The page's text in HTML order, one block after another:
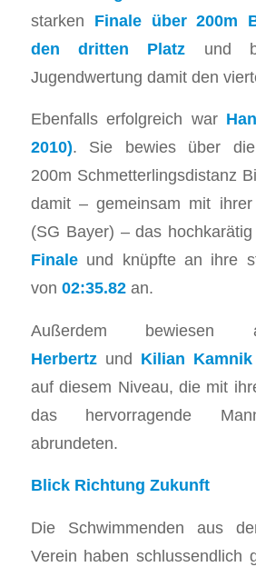
starken Finale über 200m
den dritten Platz und
Jugendwertung damit den
​Ebenfalls erfolgreich war
2010). Sie bewies über die
200m Schmetterlingsdistanz
damit – gemeinsam mit
(SG Bayer) – das
Finale und knüpfte an ihre
von 02:35.82an.
​Außerdem
Herbertzund Kilian Kamnik
auf diesem Niveau, die mit
das hervorragende
abrundeten.
Blick Richtung Zukunft
​Die Schwimmenden aus
Verein haben schlussendlich